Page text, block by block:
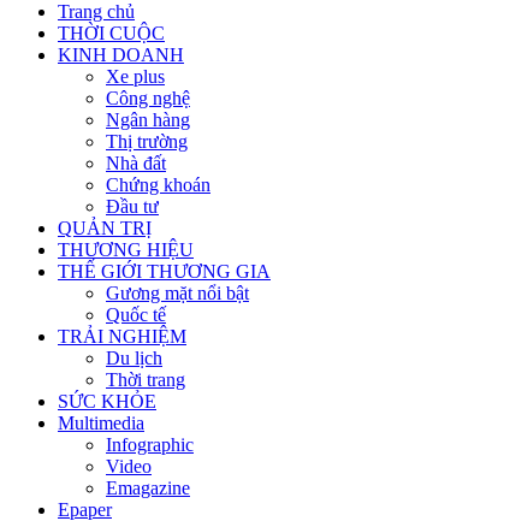
Trang chủ
THỜI CUỘC
KINH DOANH
Xe plus
Công nghệ
Ngân hàng
Thị trường
Nhà đất
Chứng khoán
Đầu tư
QUẢN TRỊ
THƯƠNG HIỆU
THẾ GIỚI THƯƠNG GIA
Gương mặt nổi bật
Quốc tế
TRẢI NGHIỆM
Du lịch
Thời trang
SỨC KHỎE
Multimedia
Infographic
Video
Emagazine
Epaper